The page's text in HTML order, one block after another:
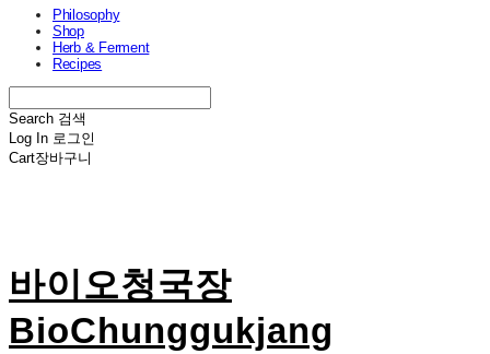
Philosophy
Shop
Herb & Ferment
Recipes
Search 검색
Log In 로그인
Cart장바구니
바이오청국장
BioChunggukjang